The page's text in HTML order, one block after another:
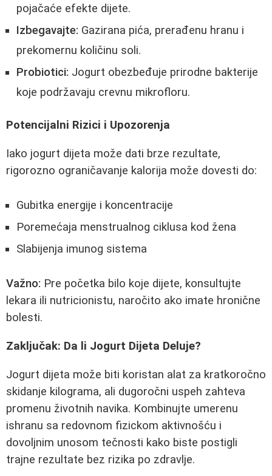
pojačaće efekte dijete.
Izbegavajte: Gazirana pića, prerađenu hranu i
prekomernu količinu soli.
Probiotici: Jogurt obezbeđuje prirodne bakterije
koje podržavaju crevnu mikrofloru.
Potencijalni Rizici i Upozorenja
Iako jogurt dijeta može dati brze rezultate,
rigorozno ograničavanje kalorija može dovesti do:
Gubitka energije i koncentracije
Poremećaja menstrualnog ciklusa kod žena
Slabijenja imunog sistema
Važno: Pre početka bilo koje dijete, konsultujte
lekara ili nutricionistu, naročito ako imate hronične
bolesti.
Zaključak: Da li Jogurt Dijeta Deluje?
Jogurt dijeta može biti koristan alat za kratkoročno
skidanje kilograma, ali dugoročni uspeh zahteva
promenu životnih navika. Kombinujte umerenu
ishranu sa redovnom fizickom aktivnošću i
dovoljnim unosom tečnosti kako biste postigli
trajne rezultate bez rizika po zdravlje.